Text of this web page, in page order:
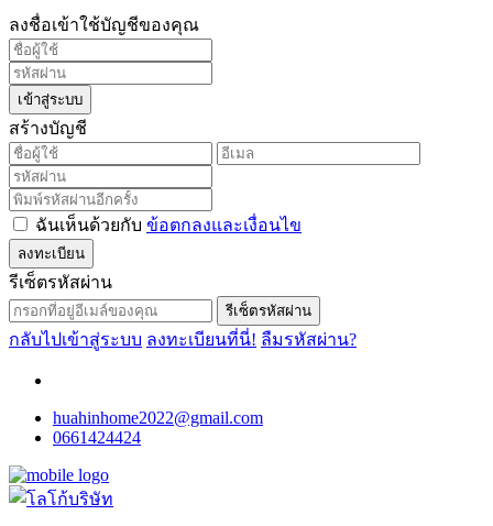
ลงชื่อเข้าใช้บัญชีของคุณ
เข้าสู่ระบบ
สร้างบัญชี
ฉันเห็นด้วยกับ ข้อตกลงและเงื่อนไข
ลงทะเบียน
รีเซ็ตรหัสผ่าน
รีเซ็ตรหัสผ่าน
กลับไปเข้าสู่ระบบ ลงทะเบียนที่นี่! ลืมรหัสผ่าน?
huahinhome2022@gmail.com
0661424424